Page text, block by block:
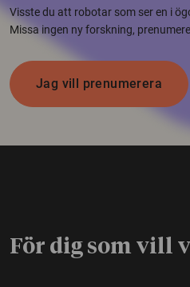
Visste du att robotar som ser en i
Missa ingen ny forskning,
Jag vill prenumerera
För dig som vill